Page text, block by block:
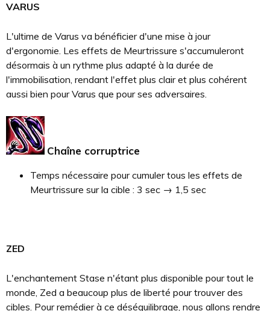
VARUS
L'ultime de Varus va bénéficier d'une mise à jour
d'ergonomie. Les effets de Meurtrissure s'accumuleront
désormais à un rythme plus adapté à la durée de
l'immobilisation, rendant l'effet plus clair et plus cohérent
aussi bien pour Varus que pour ses adversaires.
Chaîne corruptrice
Temps nécessaire pour cumuler tous les effets de
Meurtrissure sur la cible : 3 sec → 1,5 sec
ZED
L'enchantement Stase n'étant plus disponible pour tout le
monde, Zed a beaucoup plus de liberté pour trouver des
cibles. Pour remédier à ce déséquilibrage, nous allons rendre